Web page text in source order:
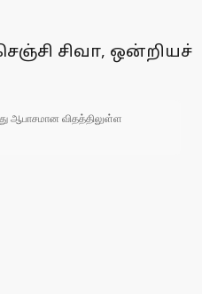
சிவா, ஒன்றியச்
ஆபாசமான விதத்திலுள்ள